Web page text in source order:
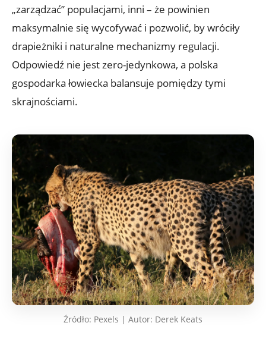
„zarządzać” populacjami, inni – że powinien
maksymalnie się wycofywać i pozwolić, by wróciły
drapieżniki i naturalne mechanizmy regulacji.
Odpowiedź nie jest zero-jedynkowa, a polska
gospodarka łowiecka balansuje pomiędzy tymi
skrajnościami.
Źródło: Pexels | Autor: Derek Keats